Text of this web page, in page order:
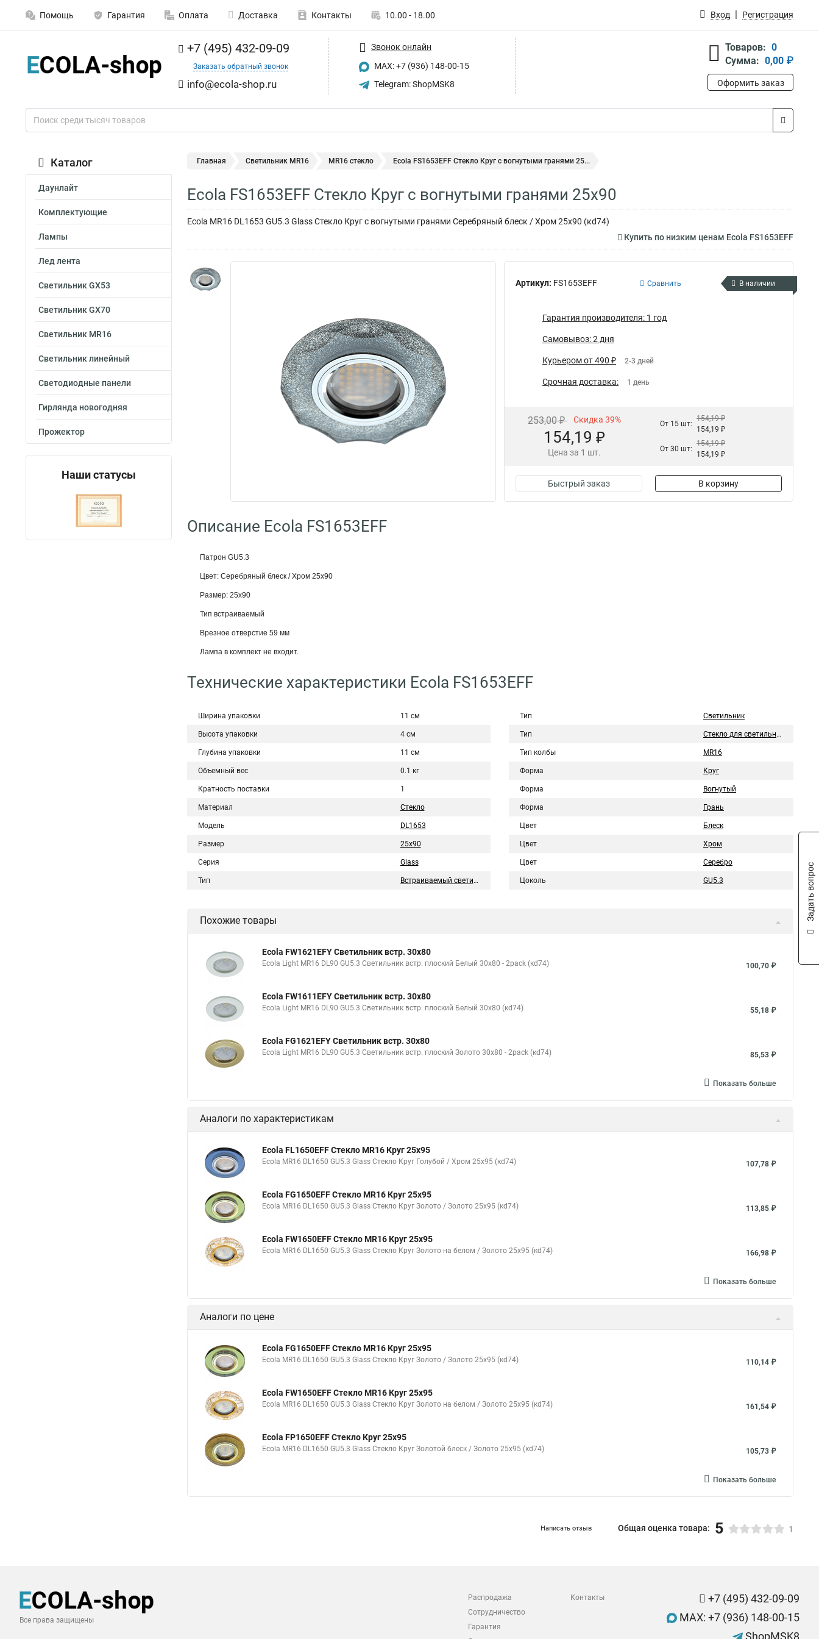
Помощь Гарантия Оплата Доставка Контакты 10.00 - 18.00 Вход Регистрация
+7 (495) 432-09-09
Заказать обратный звонок
info@ecola-shop.ru
Звонок онлайн
MAX: +7 (936) 148-00-15
Telegram: ShopMSK8
Товаров: 0
Сумма: 0,00 ₽
Оформить заказ
Каталог
Даунлайт
Комплектующие
Лампы
Лед лента
Светильник GX53
Светильник GX70
Светильник MR16
Светильник линейный
Светодиодные панели
Гирлянда новогодняя
Прожектор
Наши статусы
Главная Светильник MR16 MR16 стекло Ecola FS1653EFF Стекло Круг с вогнутыми гранями 25...
Ecola FS1653EFF Стекло Круг с вогнутыми гранями 25x90
Ecola MR16 DL1653 GU5.3 Glass Стекло Круг с вогнутыми гранями Серебряный блеск / Хром 25x90 (кd74)
Купить по низким ценам Ecola FS1653EFF
Артикул: FS1653EFF Сравнить В наличии
Гарантия производителя: 1 год
Самовывоз: 2 дня
Курьером от 490 ₽ 2-3 дней
Срочная доставка: 1 день
253,00 ₽ Скидка 39%
154,19 ₽
Цена за 1 шт.
От 15 шт:
154,19 ₽
154,19 ₽
От 30 шт:
154,19 ₽
154,19 ₽
Быстрый заказ В корзину
Описание Ecola FS1653EFF
Патрон GU5.3
Цвет: Серебряный блеск / Хром 25x90
Размер: 25x90
Тип встраиваемый
Врезное отверстие 59 мм
Лампа в комплект не входит.
Технические характеристики Ecola FS1653EFF
Ширина упаковки 11 см
Высота упаковки 4 см
Глубина упаковки 11 см
Объемный вес 0.1 кг
Кратность поставки 1
Материал Стекло
Модель DL1653
Размер 25x90
Серия Glass
Тип Встраиваемый светильник
Тип Светильник
Тип Стекло для светильника
Тип колбы MR16
Форма Круг
Форма Вогнутый
Форма Грань
Цвет Блеск
Цвет Хром
Цвет Серебро
Цоколь GU5.3
Похожие товары
Ecola FW1621EFY Светильник встр. 30x80
Ecola Light MR16 DL90 GU5.3 Светильник встр. плоский Белый 30x80 - 2pack (кd74) 100,70 ₽
Ecola FW1611EFY Светильник встр. 30x80
Ecola Light MR16 DL90 GU5.3 Светильник встр. плоский Белый 30x80 (кd74) 55,18 ₽
Ecola FG1621EFY Светильник встр. 30x80
Ecola Light MR16 DL90 GU5.3 Светильник встр. плоский Золото 30x80 - 2pack (кd74) 85,53 ₽
Показать больше
Аналоги по характеристикам
Ecola FL1650EFF Стекло MR16 Круг 25x95
Ecola MR16 DL1650 GU5.3 Glass Стекло Круг Голубой / Хром 25x95 (кd74) 107,78 ₽
Ecola FG1650EFF Стекло MR16 Круг 25x95
Ecola MR16 DL1650 GU5.3 Glass Стекло Круг Золото / Золото 25x95 (кd74) 113,85 ₽
Ecola FW1650EFF Стекло MR16 Круг 25x95
Ecola MR16 DL1650 GU5.3 Glass Стекло Круг Золото на белом / Золото 25x95 (кd74) 166,98 ₽
Показать больше
Аналоги по цене
Ecola FG1650EFF Стекло MR16 Круг 25x95
Ecola MR16 DL1650 GU5.3 Glass Стекло Круг Золото / Золото 25x95 (кd74) 110,14 ₽
Ecola FW1650EFF Стекло MR16 Круг 25x95
Ecola MR16 DL1650 GU5.3 Glass Стекло Круг Золото на белом / Золото 25x95 (кd74) 161,54 ₽
Ecola FP1650EFF Стекло Круг 25x95
Ecola MR16 DL1650 GU5.3 Glass Стекло Круг Золотой блеск / Золото 25x95 (кd74) 105,73 ₽
Показать больше
Написать отзыв Общая оценка товара: 5 1
Все права защищены
Распродажа
Сотрудничество
Гарантия
Контакты
+7 (495) 432-09-09
MAX: +7 (936) 148-00-15
ShopMSK8
Задать вопрос